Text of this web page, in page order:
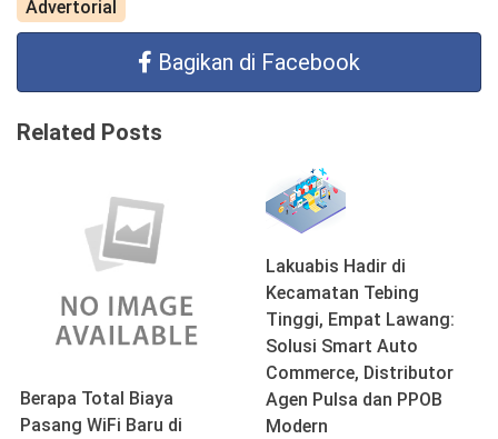
Advertorial
Bagikan di Facebook
Related Posts
Berapa Total Biaya
Pasang WiFi Baru di
Lakuabis Hadir di
Kecamatan Tebing
Tinggi, Empat Lawang:
Solusi Smart Auto
Commerce, Distributor
Agen Pulsa dan PPOB
Modern